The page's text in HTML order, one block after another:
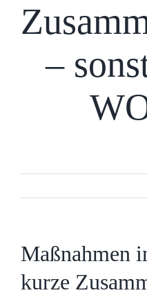
–
Maßnahmen
kurze